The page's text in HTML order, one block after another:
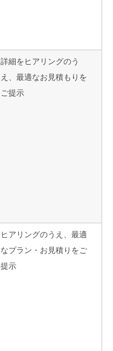
詳細をヒアリングのう
え、最適なお見積もりを
ご提示
ヒアリングのうえ、最適
なプラン・お見積りをご
提示